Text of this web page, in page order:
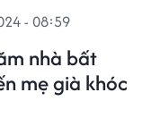
nhà bất
mẹ già khóc
- 08:59